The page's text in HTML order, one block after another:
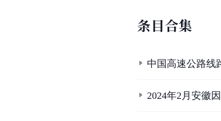
条目合集
中国高速公路线
2024年2月安徽